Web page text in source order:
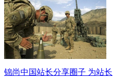
锦尚中国站长分享圈子 为站长